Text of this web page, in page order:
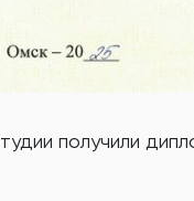
получили